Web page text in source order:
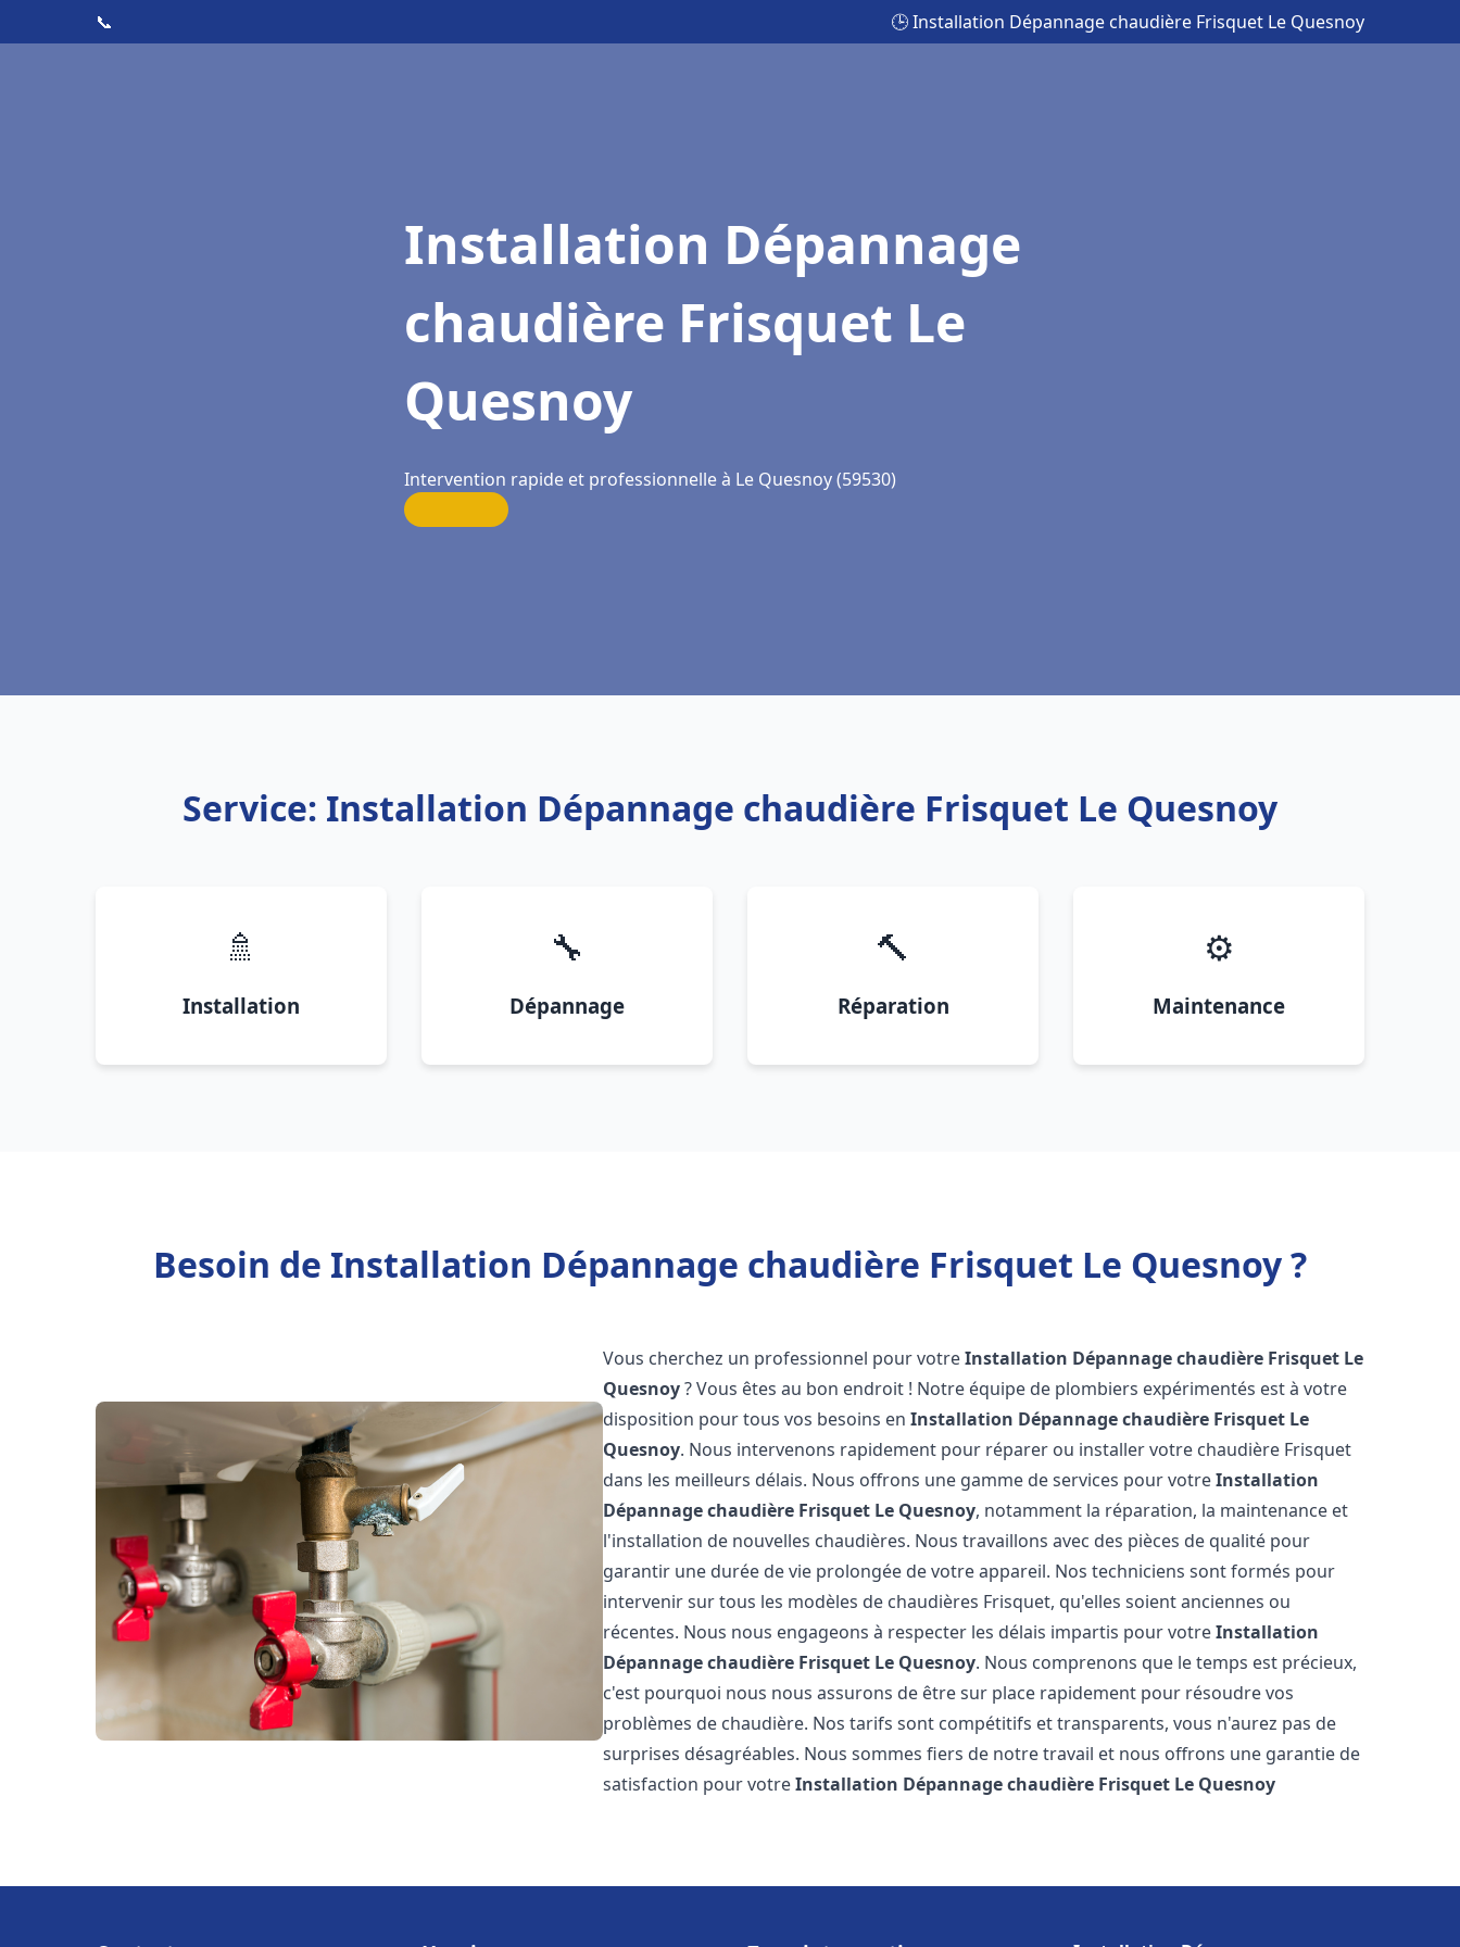
📞 🕒 Installation Dépannage chaudière Frisquet Le Quesnoy
Installation Dépannage
chaudière Frisquet Le
Quesnoy
Intervention rapide et professionnelle à Le Quesnoy (59530)
Service: Installation Dépannage chaudière Frisquet Le Quesnoy
🚿
Installation
🔧
Dépannage
🔨
Réparation
⚙️
Maintenance
Besoin de Installation Dépannage chaudière Frisquet Le Quesnoy ?
Vous cherchez un professionnel pour votreInstallation Dépannage chaudière Frisquet Le
Quesnoy? Vous êtes au bon endroit ! Notre équipe de plombiers expérimentés est à votre
disposition pour tous vos besoins enInstallation Dépannage chaudière Frisquet Le
Quesnoy. Nous intervenons rapidement pour réparer ou installer votre chaudière Frisquet
dans les meilleurs délais. Nous offrons une gamme de services pour votreInstallation
Dépannage chaudière Frisquet Le Quesnoy, notamment la réparation, la maintenance et
l'installation de nouvelles chaudières. Nous travaillons avec des pièces de qualité pour
garantir une durée de vie prolongée de votre appareil. Nos techniciens sont formés pour
intervenir sur tous les modèles de chaudières Frisquet, qu'elles soient anciennes ou
récentes. Nous nous engageons à respecter les délais impartis pour votreInstallation
Dépannage chaudière Frisquet Le Quesnoy. Nous comprenons que le temps est précieux,
c'est pourquoi nous nous assurons de être sur place rapidement pour résoudre vos
problèmes de chaudière. Nos tarifs sont compétitifs et transparents, vous n'aurez pas de
surprises désagréables. Nous sommes fiers de notre travail et nous offrons une garantie de
satisfaction pour votreInstallation Dépannage chaudière Frisquet Le Quesnoy